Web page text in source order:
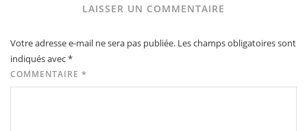
LAISSER UN COMMENTAIRE
Votre adresse e-mail ne sera pas publiée. Les champs obligatoires sont
indiqués avec*
COMMENTAIRE *